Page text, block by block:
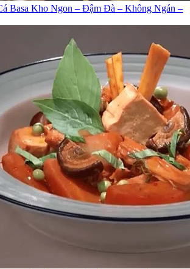
Basa Kho Ngon – Đậm Đà – Không Ngán –